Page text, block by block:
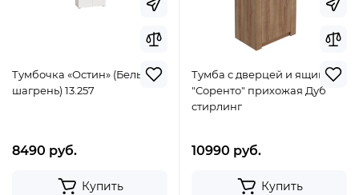
Тумбочка «Остин» (Белый
шагрень) 13.257
8490 руб.
Купить
Тумба с дверцей и ящиком
"Соренто" прихожая Дуб
стирлинг
10990 руб.
Купить